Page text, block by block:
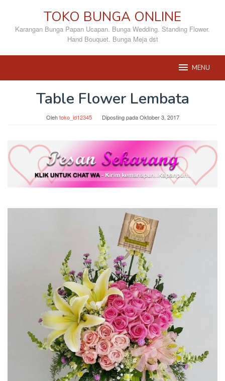
konten
TOKO BUNGA ONLINE
Karangan Bunga Papan Ucapan. Bunga Wedding. Standing Flower.
Hand Bouquet. Bunga Meja dst
MENU
Table Flower Lembata
Olehtoko_id12345 Diposting padaOktober 3, 2017